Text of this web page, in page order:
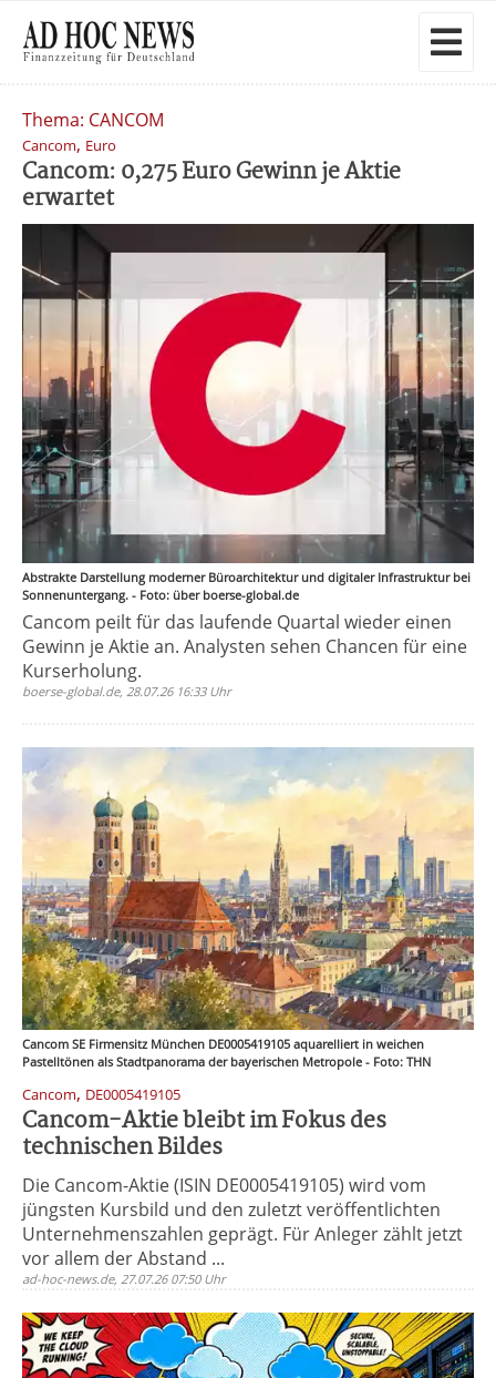
Thema: CANCOM
Cancom, Euro
Cancom: 0,275 Euro Gewinn je Aktie
erwartet
Abstrakte Darstellung moderner Büroarchitektur und digitaler Infrastruktur bei
Sonnenuntergang. - Foto: über boerse-global.de
Cancom peilt für das laufende Quartal wieder einen
Gewinn je Aktie an. Analysten sehen Chancen für eine
Kurserholung.
boerse-global.de, 28.07.26 16:33 Uhr
Cancom SE Firmensitz München DE0005419105 aquarelliert in weichen
Pastelltönen als Stadtpanorama der bayerischen Metropole - Foto: THN
Cancom, DE0005419105
Cancom-Aktie bleibt im Fokus des
technischen Bildes
Die Cancom-Aktie (ISIN DE0005419105) wird vom
jüngsten Kursbild und den zuletzt veröffentlichten
Unternehmenszahlen geprägt. Für Anleger zählt jetzt
vor allem der Abstand ...
ad-hoc-news.de, 27.07.26 07:50 Uhr